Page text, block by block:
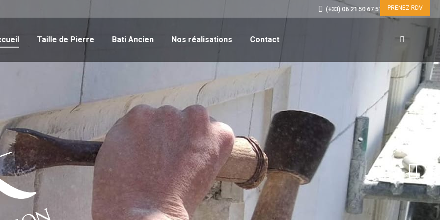
(+33) 06 21 50 67 51
La
Facebook
dans
une
nouvelle
fenêtre
Taille de Pierre Bati Ancien Nos réalisations Contact
Recherche
PRENEZ RDV